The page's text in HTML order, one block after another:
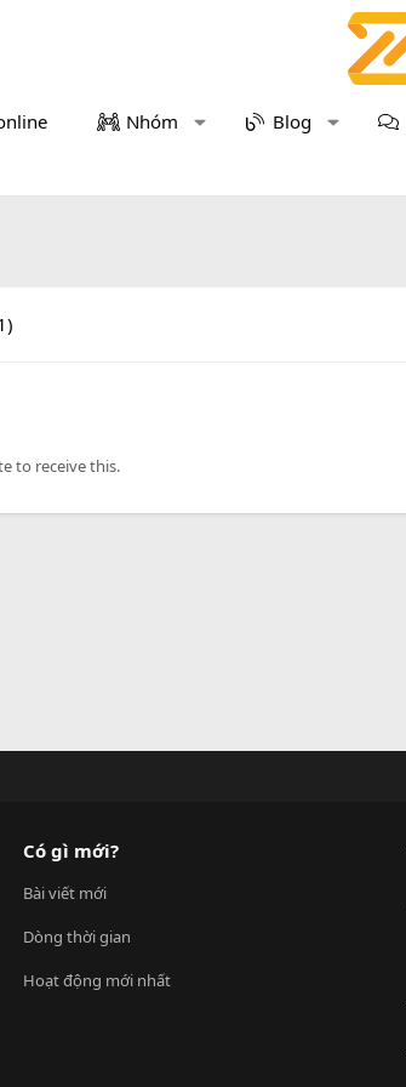
Nhóm Blog
to receive this.
Có gì mới?
Bài viết mới
Dòng thời gian
Hoạt động mới nhất